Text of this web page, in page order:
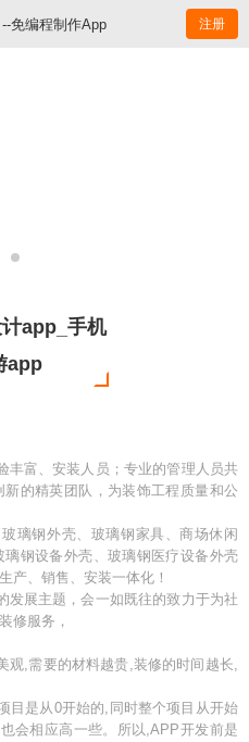
--免编程制作App 注册
app_手机
app
丰富、安装人员；专业的管理人员共
的精英团队，为装饰工程质量和公
璃钢外壳、玻璃钢家具、商场休闲
钢设备外壳、玻璃钢医疗设备外壳
产、销售、安装一体化！
发展主题，会一如既往的致力于为社
修服务，
观,需要的材料越贵,装修的时间越长,
目是从0开始的,同时整个项目从开始
会相应高一些。所以,APP开发前是